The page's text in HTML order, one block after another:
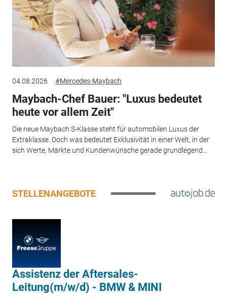
04.08.2026 #Mercedes-Maybach
Maybach-Chef Bauer: "Luxus bedeutet
heute vor allem Zeit"
Die neue Maybach S-Klasse steht für automobilen Luxus der
Extraklasse. Doch was bedeutet Exklusivität in einer Welt, in der
sich Werte, Märkte und Kundenwünsche gerade grundlegend...
STELLENANGEBOTE
Assistenz der Aftersales-
Leitung(m/w/d) - BMW & MINI